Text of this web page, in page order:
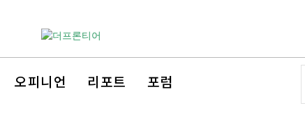
오피니언 리포트 포럼